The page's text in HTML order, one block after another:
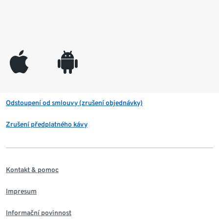
appleinc android
Odstoupení od smlouvy (zrušení objednávky)
Zrušení předplatného kávy
Kontakt & pomoc
Impresum
Informační povinnost